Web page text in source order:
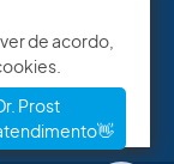
de acordo,